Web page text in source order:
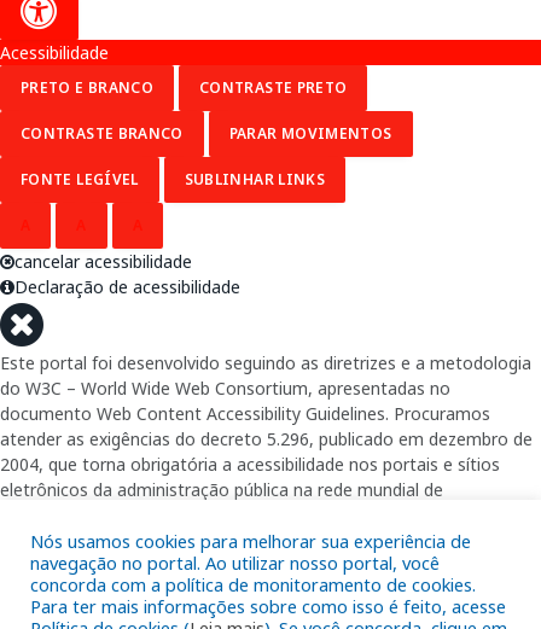
Nós usamos cookies para melhorar sua experiência de
navegação no portal. Ao utilizar nosso portal, você
concorda com a política de monitoramento de cookies.
Para ter mais informações sobre como isso é feito, acesse
Acessibilidade
PRETO E BRANCO CONTRASTE PRETO
CONTRASTE BRANCO PARAR MOVIMENTOS
FONTE LEGÍVEL SUBLINHAR LINKS
cancelar acessibilidade
Declaração de acessibilidade
Este portal foi desenvolvido seguindo as diretrizes e a metodologia
do W3C – World Wide Web Consortium, apresentadas no
documento Web Content Accessibility Guidelines. Procuramos
atender as exigências do decreto 5.296, publicado em dezembro de
2004, que torna obrigatória a acessibilidade nos portais e sítios
eletrônicos da administração pública na rede mundial de
garantindo-lhes o pleno acesso aos conteúdos disponíveis.
Além de validações automáticas, foram realizados testes em
diversos navegadores e através do utilitário de acesso a Internet do